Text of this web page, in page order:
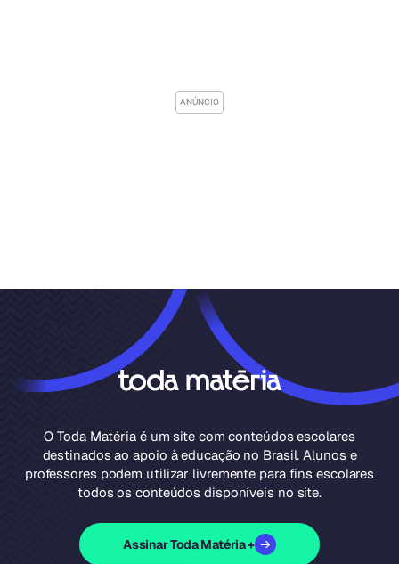
O Toda Matéria é um site com conteúdos escolares
destinados ao apoio à educação no Brasil. Alunos e
professores podem utilizar livremente para fins escolares
todos os conteúdos disponíveis no site.
Assinar Toda Matéria +